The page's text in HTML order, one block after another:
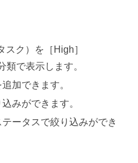
スク）を［High］
類で表示します。
加できます。
みができます。
ータスで絞り込みができ